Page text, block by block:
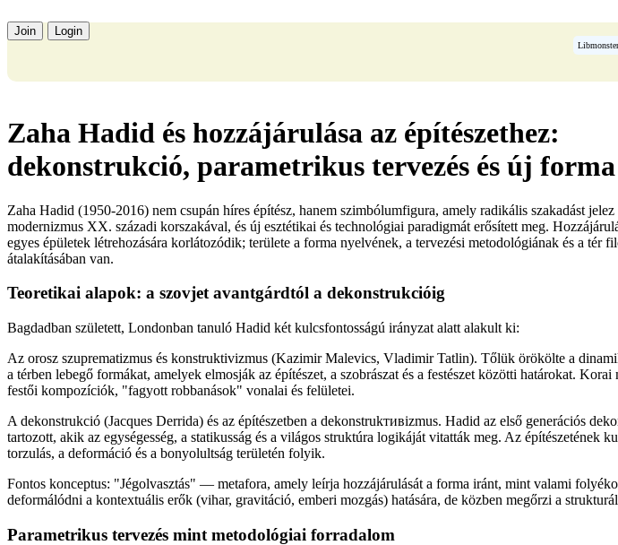
Join Login
Zaha Hadid és hozzájárulása az építészethez:
dekonstrukció, parametrikus tervezés és új forma
Zaha Hadid (1950-2016) nem csupán híres építész, hanem szimbólumfigura, amely radikális szakadást jelez
modernizmus XX. századi korszakával, és új esztétikai és technológiai paradigmát erősített meg.
egyes épületek létrehozására korlátozódik; területe a forma nyelvének, a tervezési metodológiának és a tér
átalakításában van.
Teoretikai alapok: a szovjet avantgárdtól a dekonstrukcióig
Bagdadban született, Londonban tanuló Hadid két kulcsfontosságú irányzat alatt alakult ki:
Az orosz szuprematizmus és konstruktivizmus (Kazimir Malevics, Vladimir Tatlin). Tőlük örökölte a
a térben lebegő formákat, amelyek elmosják az építészet, a szobrászat és a festészet közötti határokat.
festői kompozíciók, "fagyott robbanások" vonalai és felületei.
A dekonstrukció (Jacques Derrida) és az építészetben a dekonstrukтивizmus. Hadid az első generációs
tartozott, akik az egységesség, a statikusság és a világos struktúra logikáját vitatták meg. Az építészetének
torzulás, a deformáció és a bonyolultság területén folyik.
Fontos konceptus: "Jégolvasztás" — metafora, amely leírja hozzájárulását a forma iránt, mint valami
deformálódni a kontextuális erők (vihar, gravitáció, emberi mozgás) hatására, de közben megőrzi a
Parametrikus tervezés mint metodológiai forradalom